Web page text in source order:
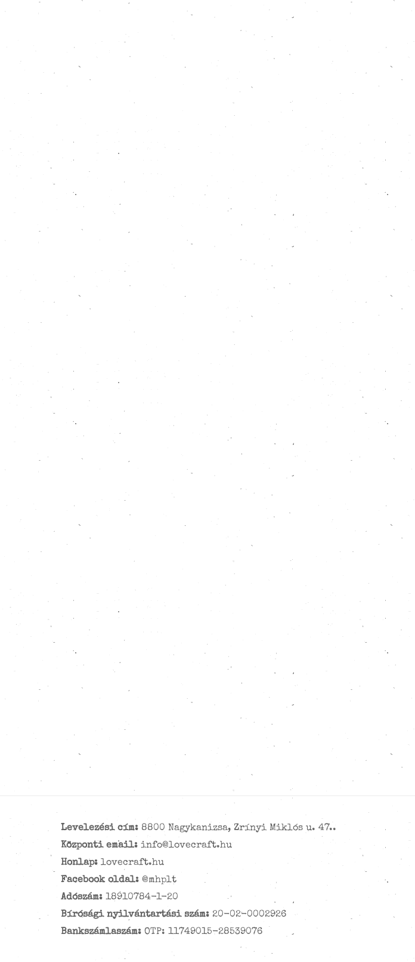
Levelezési cím: 8800 Nagykanizsa, Zrínyi Miklós u. 47..
Központi email: info@lovecraft.hu
Honlap: lovecraft.hu
Facebook oldal: @mhplt
Adószám: 18910784-1-20
Bírósági nyilvántartási szám: 20-02-0002926
Bankszámlaszám: OTP: 11749015-28539076